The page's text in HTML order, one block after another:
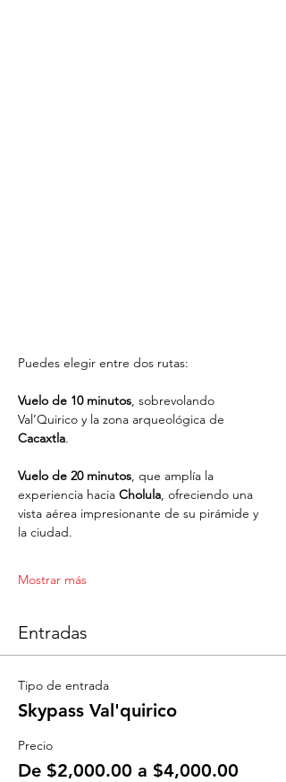
Puedes elegir entre dos rutas:
Vuelo de 10 minutos, sobrevolando
Val’Quirico y la zona arqueológica de
Cacaxtla.
Vuelo de 20 minutos, que amplía la
experiencia hacia Cholula, ofreciendo una
vista aérea impresionante de su pirámide y
la ciudad.
Mostrar más
Entradas
Tipo de entrada
Skypass Val'quirico
Precio
De $2,000.00 a $4,000.00